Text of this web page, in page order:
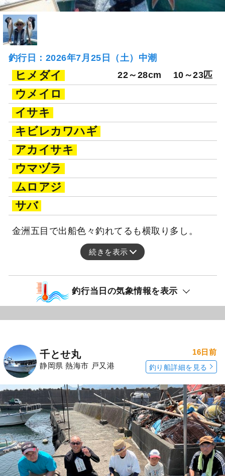
釣行日：2026年7月25日（土）中潮
ヒメダイ 22～28cm 10～23匹
ウメイロ
イサキ
キビレカワハギ
アカイサキ
ウマヅラ
ムロアジ
サバ
金洲五目で出船色々釣れてるも横取り多し。
続きを表示
釣行当日の気象情報を表示
千とせ丸
静岡県 熱海市 戸又港
16日前
釣り船詳細を見る